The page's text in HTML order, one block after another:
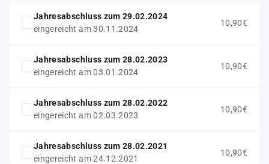
Jahresabschluss zum 29.02.2024
eingereicht am 30.11.2024
10,90€
Jahresabschluss zum 28.02.2023
eingereicht am 03.01.2024
10,90€
Jahresabschluss zum 28.02.2022
eingereicht am 02.03.2023
10,90€
Jahresabschluss zum 28.02.2021
eingereicht am 24.12.2021
10,90€